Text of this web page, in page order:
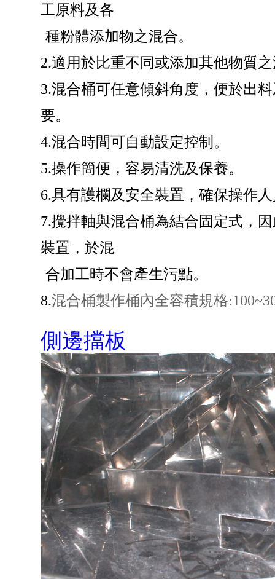
工原料及各
種粉體添加物之混合。
2.適用於比重不同或添加其他物質
3.混合桶可任意傾斜角度，便於出
要。
4.混合時間可自動設定控制。
5.操作簡便，容易清洗及保養。
6.具有護欄及安全裝置，確保操作
7.攪拌軸與混合桶為結合固定式，
裝置，於混
合加工時不會產生污點。
8.混合桶製作桶內全容積規格
側邊擋板